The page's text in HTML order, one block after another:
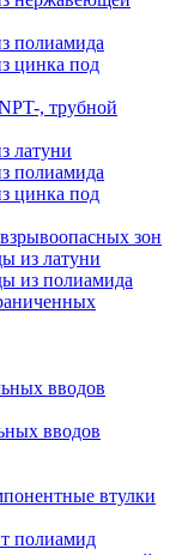
полиамида
цинка под
, трубной
латуни
полиамида
цинка под
зон
из латуни
из полиамида
вводов
вводов
втулки
полиамид